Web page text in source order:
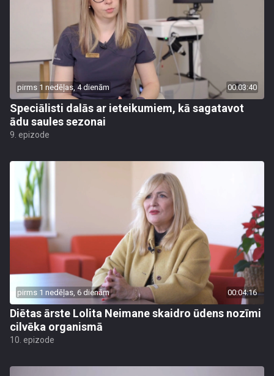
pirms 1 nedēļas, 4 dienām 00:03:40
Speciālisti dalās ar ieteikumiem, kā sagatavot
ādu saules sezonai
9. epizode
pirms 1 nedēļas, 6 dienām 00:04:16
Diētas ārste Lolita Neimane skaidro ūdens nozīmi
cilvēka organismā
10. epizode